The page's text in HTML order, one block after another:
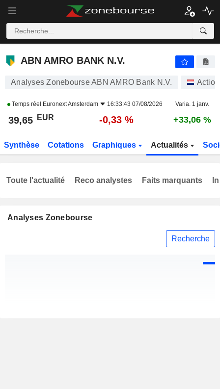
ABN AMRO BANK N.V.
ABN AMRO BANK N.V.
Analyses Zonebourse ABN AMRO Bank N.V.
Temps réel Euronext Amsterdam 16:33:43 07/08/2026 Varia. 1 janv.
39,65 EUR -0,33 % +33,06 %
Synthèse Cotations Graphiques Actualités
Analyses Zonebourse
Recherche
Toute l'actualité Reco analystes Faits marquants